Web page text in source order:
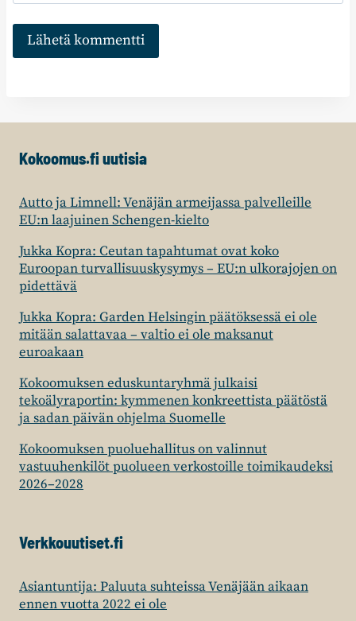
Kokoomus.fi uutisia
Autto ja Limnell: Venäjän armeijassa palvelleille
EU:n laajuinen Schengen-kielto
Jukka Kopra: Ceutan tapahtumat ovat koko
Euroopan turvallisuuskysymys – EU:n ulkorajojen on
pidettävä
Jukka Kopra: Garden Helsingin päätöksessä ei ole
mitään salattavaa – valtio ei ole maksanut
euroakaan
Kokoomuksen eduskuntaryhmä julkaisi
tekoälyraportin: kymmenen konkreettista päätöstä
ja sadan päivän ohjelma Suomelle
Kokoomuksen puoluehallitus on valinnut
vastuuhenkilöt puolueen verkostoille toimikaudeksi
2026–2028
Verkkouutiset.fi
Asiantuntija: Paluuta suhteissa Venäjään aikaan
ennen vuotta 2022 ei ole